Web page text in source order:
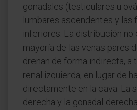
gonadales (testiculares u
lumbares ascendentes y las
inferiores. La distribución no
mayoría de las venas pares
drenan de forma indirecta, a
renal izquierda, en lugar de
directamente en la cava. La
derecha y la gonadal